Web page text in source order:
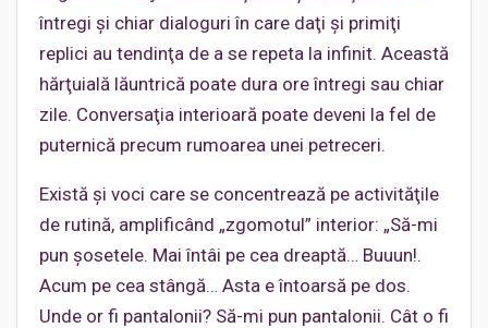
întregi şi chiar dialoguri în care daţi şi primiţi
replici au tendinţa de a se repeta la infinit. Această
hărţuială lăuntrică poate dura ore întregi sau chiar
zile. Conversaţia interioară poate deveni la fel de
puternică precum rumoarea unei petreceri.
Există şi voci care se concentrează pe activităţile
de rutină, amplificând „zgomotul” interior: „Să-mi
pun şosetele. Mai întâi pe cea dreaptă… Buuun!.
Acum pe cea stângă… Asta e întoarsă pe dos.
Unde or fi pantalonii? Să-mi pun pantalonii. Cât o fi